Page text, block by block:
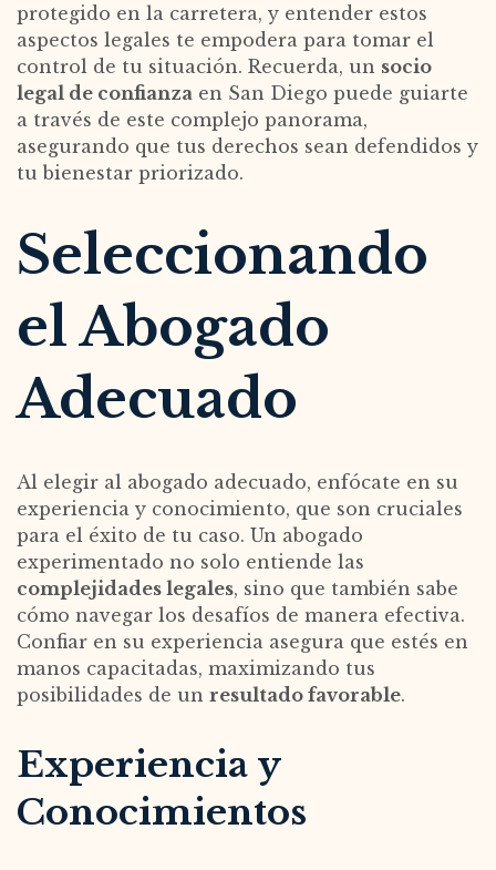
protegido en la carretera, y entender estos
aspectos legales te empodera para tomar el
control de tu situación. Recuerda, un socio
legal de confianza en San Diego puede guiarte
a través de este complejo panorama,
asegurando que tus derechos sean defendidos y
tu bienestar priorizado.
Seleccionando
el Abogado
Adecuado
Al elegir al abogado adecuado, enfócate en su
experiencia y conocimiento, que son cruciales
para el éxito de tu caso. Un abogado
experimentado no solo entiende las
complejidades legales, sino que también sabe
cómo navegar los desafíos de manera efectiva.
Confiar en su experiencia asegura que estés en
manos capacitadas, maximizando tus
posibilidades de un resultado favorable.
Experiencia y
Conocimientos